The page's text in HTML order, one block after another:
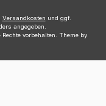
Versandkosten und ggf.
angegeben.
vorbehalten. Theme by